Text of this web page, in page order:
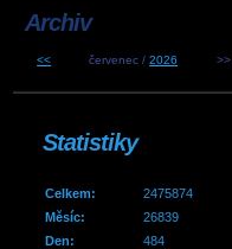
Archiv
<< červenec /2026 >>
Statistiky
Celkem:
2475874
Měsíc:
26839
Den:
484